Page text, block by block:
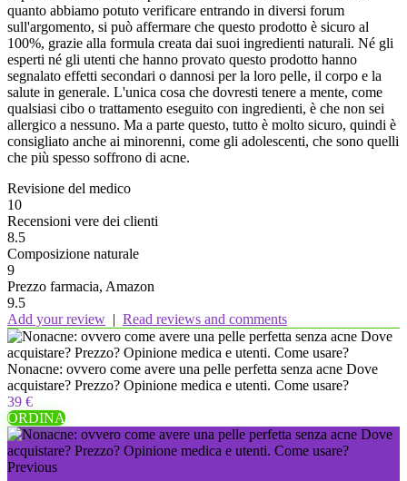
quanto abbiamo potuto verificare entrando in diversi forum
sull'argomento, si può affermare che questo prodotto è sicuro al
100%, grazie alla formula creata dai suoi ingredienti naturali. Né gli
esperti né gli utenti che hanno provato questo prodotto hanno
segnalato effetti secondari o dannosi per la loro pelle, il corpo e la
salute in generale. L'unica cosa che dovresti tenere a mente, come
qualsiasi cibo o trattamento eseguito con ingredienti, è che non sei
allergico a nessuno. Ma a parte questo, tutto è molto sicuro, quindi è
consigliato anche ai minorenni, come gli adolescenti, che sono quelli
che più spesso soffrono di acne.
Revisione del medico
10
Recensioni vere dei clienti
8.5
Composizione naturale
9
Prezzo farmacia, Amazon
9.5
Add your review | Read reviews and comments
Nonacne: ovvero come avere una pelle perfetta senza acne Dove
acquistare? Prezzo? Opinione medica e utenti. Come usare?
39 €
ORDINA
Previous